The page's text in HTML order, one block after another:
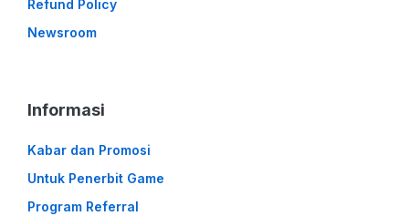
Refund Policy
Newsroom
Informasi
Kabar dan Promosi
Untuk Penerbit Game
Program Referral